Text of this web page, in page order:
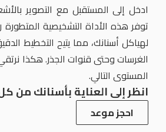
لهياكل أسنانك، مما يتيح التخطيط
الغرسات وحتى قنوات الجذر. هكذا نرتقي
المستوى التالي.
انظر إلى العناية بأسنانك من
احجز موعد